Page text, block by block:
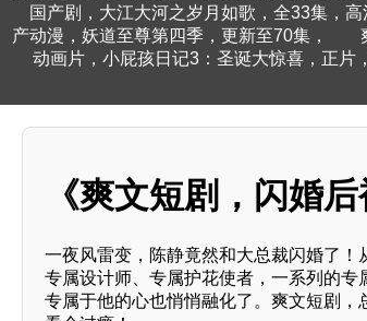
国产剧，大江大河之岁月如歌，全33集，高
产动漫，妖道至尊第四季，更新至70集，
动画片，小屁孩日记3：圣诞大惊喜，正片
《爽文短剧，闪婚
一夜风雷变，陈静竟然和大总裁闪婚了！
专属设计师、专属护花使者，一系列的
专属于他的心也悄悄融化了。爽文短剧